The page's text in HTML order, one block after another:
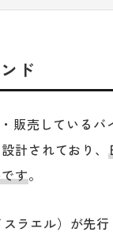
ド
販売しているバ
計されており、
す。
ラエル）が先